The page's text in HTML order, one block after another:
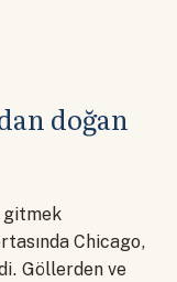
doğan
gitmek
Chicago,
Göllerden ve